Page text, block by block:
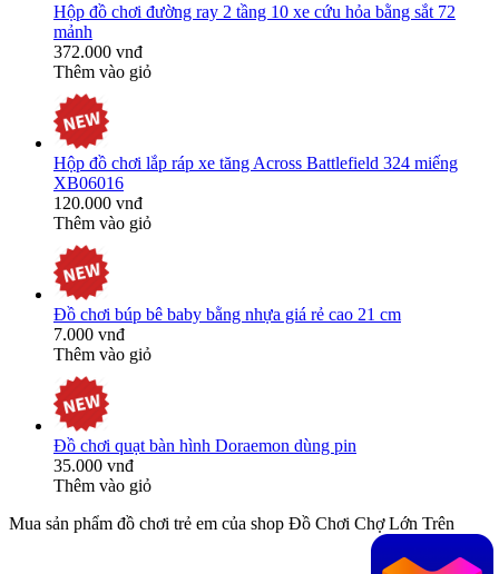
Hộp đồ chơi đường ray 2 tầng 10 xe cứu hỏa bằng sắt 72
mảnh
372.000 vnđ
Thêm vào giỏ
Hộp đồ chơi lắp ráp xe tăng Across Battlefield 324 miếng
XB06016
120.000 vnđ
Thêm vào giỏ
Đồ chơi búp bê baby bằng nhựa giá rẻ cao 21 cm
7.000 vnđ
Thêm vào giỏ
Đồ chơi quạt bàn hình Doraemon dùng pin
35.000 vnđ
Thêm vào giỏ
Mua sản phẩm đồ chơi trẻ em của shop Đồ Chơi Chợ Lớn Trên